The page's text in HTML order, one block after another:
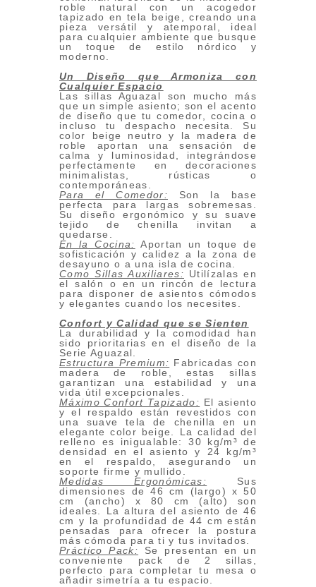
roble natural con un acogedor
tapizado en tela beige, creando una
pieza versátil y atemporal, ideal
para cualquier ambiente que busque
un toque de estilo nórdico y
moderno.
Un Diseño que Armoniza con
Cualquier Espacio
Las sillas Aguazal son mucho más
que un simple asiento; son el acento
de diseño que tu comedor, cocina o
incluso tu despacho necesita. Su
color beige neutro y la madera de
roble aportan una sensación de
calma y luminosidad, integrándose
perfectamente en decoraciones
minimalistas, rústicas o
contemporáneas.
Para el Comedor: Son la base
perfecta para largas sobremesas.
Su diseño ergonómico y su suave
tejido de chenilla invitan a
quedarse.
En la Cocina: Aportan un toque de
sofisticación y calidez a la zona de
desayuno o a una isla de cocina.
Como Sillas Auxiliares: Utilízalas en
el salón o en un rincón de lectura
para disponer de asientos cómodos
y elegantes cuando los necesites.
Confort y Calidad que se Sienten
La durabilidad y la comodidad han
sido prioritarias en el diseño de la
Serie Aguazal.
Estructura Premium: Fabricadas con
madera de roble, estas sillas
garantizan una estabilidad y una
vida útil excepcionales.
Máximo Confort Tapizado: El asiento
y el respaldo están revestidos con
una suave tela de chenilla en un
elegante color beige. La calidad del
relleno es inigualable: 30 kg/m³ de
densidad en el asiento y 24 kg/m³
en el respaldo, asegurando un
soporte firme y mullido.
Medidas Ergonómicas: Sus
dimensiones de 46 cm (largo) x 50
cm (ancho) x 80 cm (alto) son
ideales. La altura del asiento de 46
cm y la profundidad de 44 cm están
pensadas para ofrecer la postura
más cómoda para ti y tus invitados.
Práctico Pack: Se presentan en un
conveniente pack de 2 sillas,
perfecto para completar tu mesa o
añadir simetría a tu espacio.